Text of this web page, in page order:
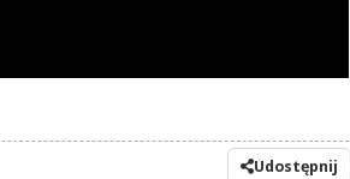
Udostępnij